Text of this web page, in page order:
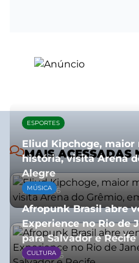
MAIS ACESSADAS
ESPORTES
Eliud Kipchoge,
história, visita Arena
Alegre
10/07/2026
MÚSICA
Afropunk Brasil abre
Experience no Rio de
para Salvador e Recife
03/08/2026
CULTURA